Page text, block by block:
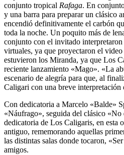
conjunto tropical Rafaga. En
y una barra para preparar un clásico
encendió definitivamente el carbón
toda la noche. Un poquito más de
conjunto con el invitado
virtuales, ya que proyectaron el
estuvieron los Miranda, ya que Los
reciente lanzamiento «Mago». «La
escenario de alegría para que, al
Caligari con una breve interpretación
Con dedicatoria a Marcelo «Balde»
«Náufrago», seguida del clásico «No
dedicatoria de Los Caligaris, en esta
antiguo, rememorando aquellas
las distintas salas donde tocaron,
amigos.